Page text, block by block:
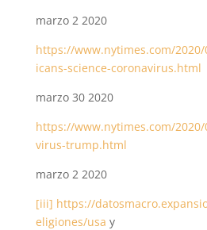
marzo 2 2020
https://www.nytimes.com/
icans-science-coronavirus.html
marzo 30 2020
https://www.nytimes.com/
virus-trump.html
marzo 2 2020
[iii] https://
eligiones/usa y